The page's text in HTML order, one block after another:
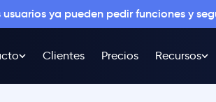
usuarios ya pueden pedir funciones y
Clientes Precios Recursos